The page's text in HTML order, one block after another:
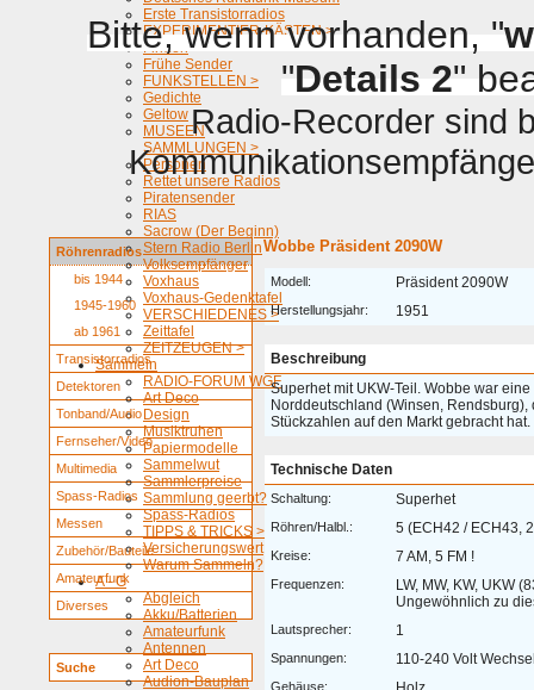
Erste Transistorradios
EXPERIMENTIER-KÄSTEN >
Firmen
Frühe Sender
FUNKSTELLEN >
Gedichte
Geltow
MUSEEN
SAMMLUNGEN >
Personen
Rettet unsere Radios
Piratensender
RIAS
Sacrow (Der Beginn)
Stern Radio Berlin
Volksempfänger
Voxhaus
Voxhaus-Gedenktafel
VERSCHIEDENES >
Zeittafel
ZEITZEUGEN >
Sammeln
RADIO-FORUM WGF
Art Deco
Design
Musiktruhen
Papiermodelle
Sammelwut
Sammlerpreise
Sammlung geerbt?
Spass-Radios
TIPPS & TRICKS >
Versicherungswert
Warum Sammeln?
A - G
Abgleich
Akku/Batterien
Amateurfunk
Antennen
Art Deco
Audion-Bauplan
Bitte, wenn vorhanden, "
"Details 2"
Radio-Recorder sind
Röhrenradios
bis 1944
1945-1960
ab 1961
Transistorradios
Detektoren
Tonband/Audio
Fernseher/Video
Multimedia
Spass-Radios
Messen
Zubehör/Bauteile
Amateurfunk
Diverses
Suche
Wobbe Präsident 2090W
Modell: Präsident 2090W
Herstellungsjahr: 1951
Beschreibung
Superhet mit UKW-Teil. Wobbe war
Norddeutschland (Winsen,
Stückzahlen auf den Markt gebracht hat.
Technische Daten
Schaltung: Superhet
Röhren/Halbl.: 5 (ECH42 / ECH43,
Kreise: 7 AM, 5 FM !
Frequenzen:
LW, MW, KW, UKW
Ungewöhnlich zu
Lautsprecher: 1
Spannungen: 110-240 Volt
Gehäuse: